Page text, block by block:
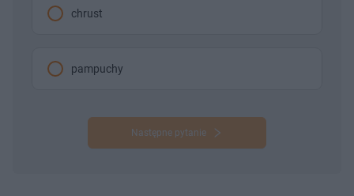
chrust
pampuchy
Następne pytanie